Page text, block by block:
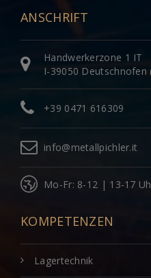
ANSCHRIFT
Handwerkerzone 1 IT
I-39050 Deutschnofen
+39 0471 616309
info@metallpichler.it
Mo-Fr: 8-12 | 13-17
KOMPETENZEN
Lagertechnik